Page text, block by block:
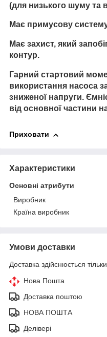
(для низького шуму та
Має примусову
Має захист, який
контур.
Гарний стартовий
використання насоса
зниженої напруги.
від основної частини
Приховати
Характеристики
Основні атрибути
Виробник
Країна виробник
Умови доставки
Доставка здійснюється
Нова Пошта
Доставка поштою
НОВА ПОШТА
Делівері